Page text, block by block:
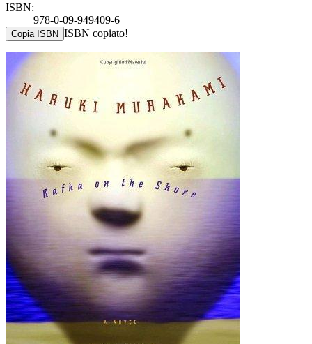
ISBN:
978-0-09-949409-6
Copia ISBN ISBN copiato!